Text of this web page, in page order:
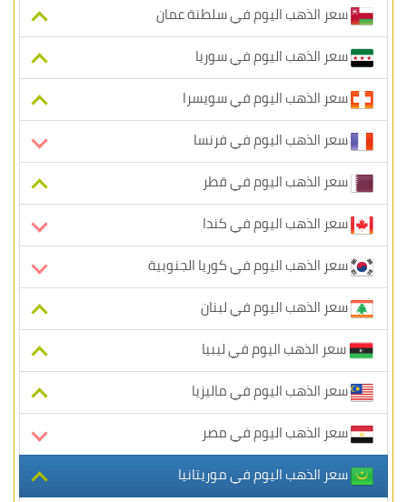
سعر الذهب اليوم في سلطنة عمان
سعر الذهب اليوم في سوريا
سعر الذهب اليوم في سويسرا
سعر الذهب اليوم في فرنسا
سعر الذهب اليوم في قطر
سعر الذهب اليوم في كندا
سعر الذهب اليوم في كوريا الجنوبية
سعر الذهب اليوم في لبنان
سعر الذهب اليوم في ليبيا
سعر الذهب اليوم في ماليزيا
سعر الذهب اليوم في مصر
سعر الذهب اليوم في موريتانيا